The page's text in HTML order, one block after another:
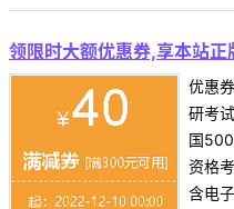
领限时大额优惠券,享本站正
优惠
研考
国
资格
含电